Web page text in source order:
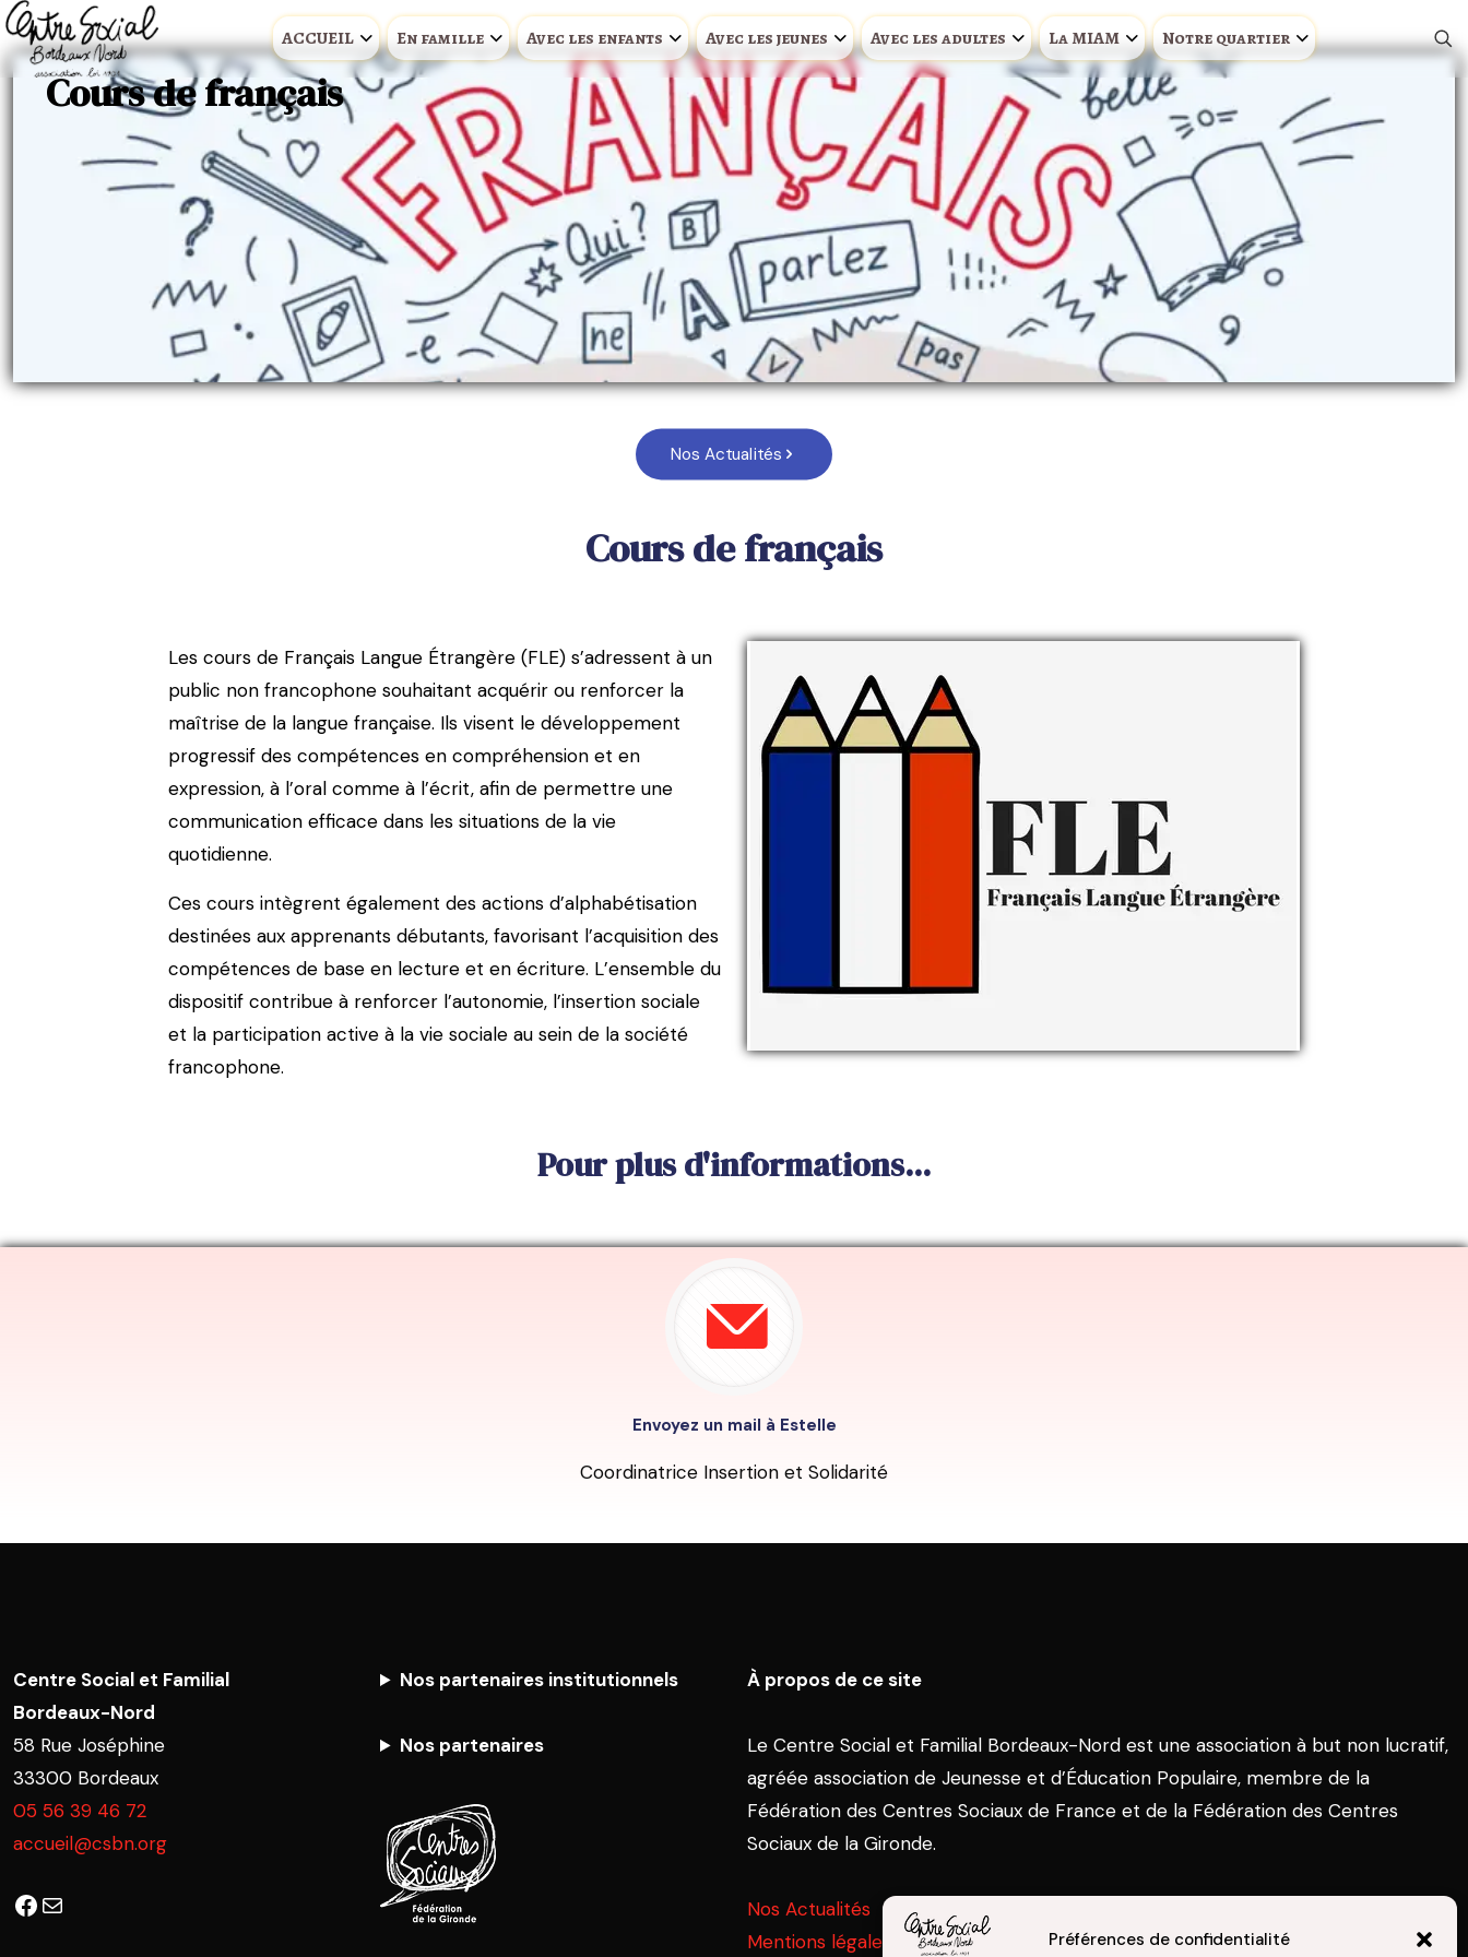
Préférences de confidentialité
ACCUEIL En famille Avec les enfants Avec les jeunes Avec les adultes La MIAM Notre quartier
Cours de français
Nos Actualités
Cours de français
Les cours de Français Langue Étrangère (FLE) s’adressent à un
public non francophone souhaitant acquérir ou renforcer la
maîtrise de la langue française. Ils visent le développement
progressif des compétences en compréhension et en
expression, à l’oral comme à l’écrit, afin de permettre une
communication efficace dans les situations de la vie
quotidienne.
Ces cours intègrent également des actions d’alphabétisation
destinées aux apprenants débutants, favorisant l’acquisition des
compétences de base en lecture et en écriture. L’ensemble du
dispositif contribue à renforcer l’autonomie, l’insertion sociale
et la participation active à la vie sociale au sein de la société
francophone.
Pour plus d'informations...
Envoyez un mail à Estelle
Coordinatrice Insertion et Solidarité
Centre Social et Familial
Bordeaux-Nord
58 Rue Joséphine
33300 Bordeaux
05 56 39 46 72
accueil@csbn.org
Facebook
E-mail
Nos partenaires institutionnels
Nos partenaires
À propos de ce site
Le Centre Social et Familial Bordeaux-Nord est une association à but non lucratif,
agréée association de Jeunesse et d’Éducation Populaire, membre de la
Fédération des Centres Sociaux de France et de la Fédération des Centres
Sociaux de la Gironde.
Nos Actualités
Mentions légales